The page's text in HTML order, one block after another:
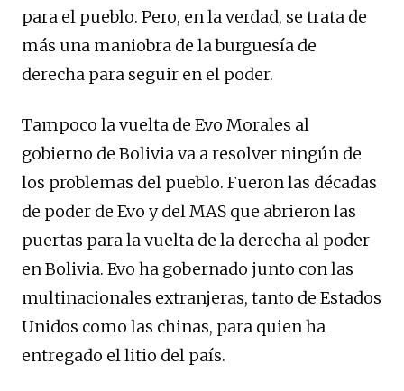
para el pueblo. Pero, en la verdad, se trata de
más una maniobra de la burguesía de
derecha para seguir en el poder.
Tampoco la vuelta de Evo Morales al
gobierno de Bolivia va a resolver ningún de
los problemas del pueblo. Fueron las décadas
de poder de Evo y del MAS que abrieron las
puertas para la vuelta de la derecha al poder
en Bolivia. Evo ha gobernado junto con las
multinacionales extranjeras, tanto de Estados
Unidos como las chinas, para quien ha
entregado el litio del país.